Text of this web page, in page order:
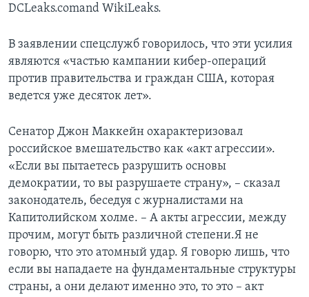
DCLeaks.comand WikiLeaks.
В заявлении спецслужб говорилось, что эти усилия
являются «частью кампании кибер-операций
против правительства и граждан США, которая
ведется уже десяток лет».
Сенатор Джон Маккейн охарактеризовал
российское вмешательство как «акт агрессии».
«Если вы пытаетесь разрушить основы
демократии, то вы разрушаете страну», – сказал
законодатель, беседуя с журналистами на
Капитолийском холме. – А акты агрессии, между
прочим, могут быть различной степени.Я не
говорю, что это атомный удар. Я говорю лишь, что
если вы нападаете на фундаментальные структуры
страны, а они делают именно это, то это – акт